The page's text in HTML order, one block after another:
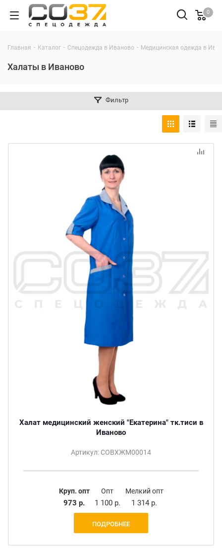
0
Главная - Каталог - Спецодежда в Иваново - Медицинская одежда в
Халаты в Иваново
Фильтр
Халат медицинский женский "Екатерина" тк.тиси в
Иваново
Артикул: СОВХЖМ00014
Круп. опт
973 р.
Опт
1 100 р.
Мелкий опт
1 314 р.
ПОДРОБНЕЕ